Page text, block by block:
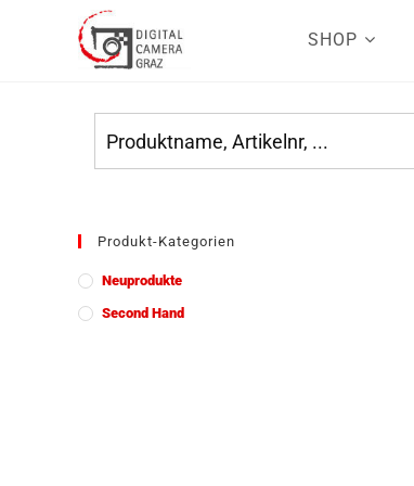
SHOP
Produkt-Kategorien
Neuprodukte
Second Hand